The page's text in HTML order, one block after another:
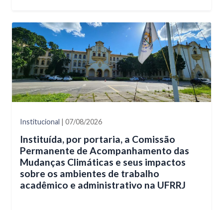
Institucional | 07/08/2026
Instituída, por portaria, a Comissão
Permanente de Acompanhamento das
Mudanças Climáticas e seus impactos
sobre os ambientes de trabalho
acadêmico e administrativo na UFRRJ